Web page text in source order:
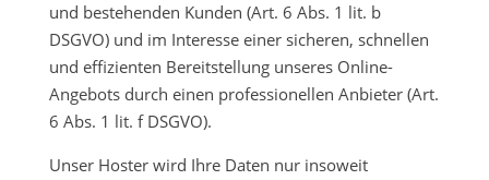
und bestehenden Kunden (Art. 6 Abs. 1 lit. b
DSGVO) und im Interesse einer sicheren, schnellen
und effizienten Bereitstellung unseres Online-
Angebots durch einen professionellen Anbieter (Art.
6 Abs. 1 lit. f DSGVO).
Unser Hoster wird Ihre Daten nur insoweit